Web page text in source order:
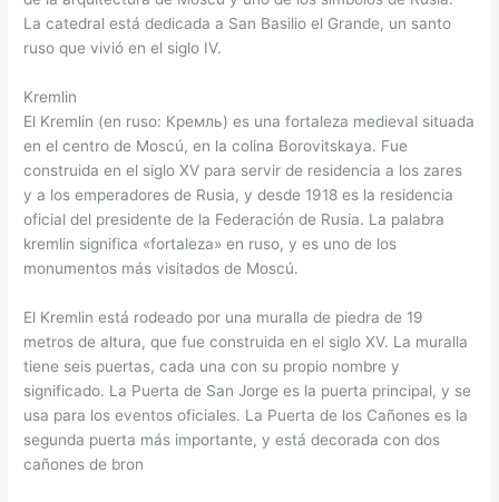
La catedral está dedicada a San Basilio el Grande, un santo
ruso que vivió en el siglo IV.
Kremlin
El Kremlin (en ruso: Кремль) es una fortaleza medieval situada
en el centro de Moscú, en la colina Borovitskaya. Fue
construida en el siglo XV para servir de residencia a los zares
y a los emperadores de Rusia, y desde 1918 es la residencia
oficial del presidente de la Federación de Rusia. La palabra
kremlin significa «fortaleza» en ruso, y es uno de los
monumentos más visitados de Moscú.
El Kremlin está rodeado por una muralla de piedra de 19
metros de altura, que fue construida en el siglo XV. La muralla
tiene seis puertas, cada una con su propio nombre y
significado. La Puerta de San Jorge es la puerta principal, y se
usa para los eventos oficiales. La Puerta de los Cañones es la
segunda puerta más importante, y está decorada con dos
cañones de bron